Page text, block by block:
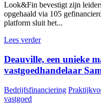
Look&Fin bevestigt zijn
opgehaald via 105
platform sluit het...
Lees verder
Deauville, een unieke
vastgoedhandelaar
Bedrijfsfinanciering
vastgoed